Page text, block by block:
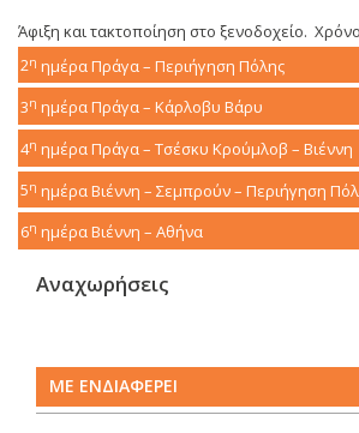
Άφιξη και τακτοποίηση στο ξενοδοχείο.
2η ημέραΠράγα – Περιήγηση Πόλης
3η ημέραΠράγα – Κάρλοβυ Βάρυ
4η ημέραΠράγα – Τσέσκυ Κρούμλοβ – Βιέννη
5η ημέραΒιέννη – Σεμπρούν – Περιήγηση
6η ημέραΒιέννη – Αθήνα
Αναχωρήσεις
ΜΕ ΕΝΔΙΑΦΕΡΕΙ